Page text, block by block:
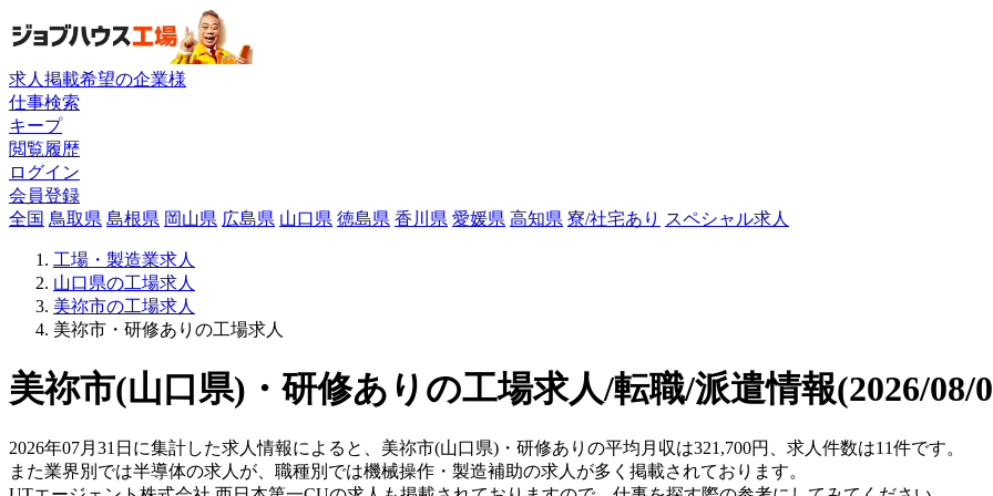
求人掲載希望の企業様
仕事検索
キープ
閲覧履歴
ログイン
会員登録
全国 鳥取県 島根県 岡山県 広島県 山口県 徳島県 香川県 愛媛県 高知県 寮/社宅あり スペシャル求人
工場・製造業求人
山口県の工場求人
美祢市の工場求人
美祢市・研修ありの工場求人
美祢市(山口県)・研修ありの工場求人/転職/派遣情報(2026/08/
2026年07月31日に集計した求人情報によると、美祢市(山口県)・研修ありの平均月収は321,700円、求人件数は11件です。
また業界別では半導体の求人が、職種別では機械操作・製造補助の求人が多く掲載されております。